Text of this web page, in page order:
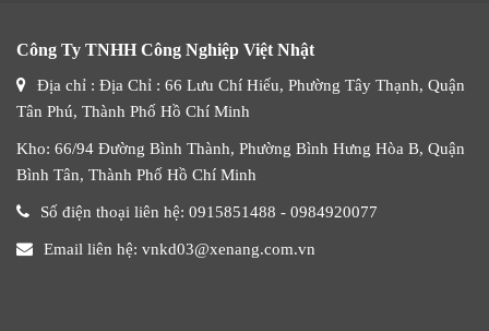
Công Ty TNHH Công Nghiệp Việt Nhật
Địa chỉ : Địa Chỉ : 66 Lưu Chí Hiếu, Phường Tây Thạnh, Quận
Tân Phú, Thành Phố Hồ Chí Minh
Kho: 66/94 Đường Bình Thành, Phường Bình Hưng Hòa B, Quận
Bình Tân, Thành Phố Hồ Chí Minh
Số điện thoại liên hệ: 0915851488 - 0984920077
Email liên hệ: vnkd03@xenang.com.vn